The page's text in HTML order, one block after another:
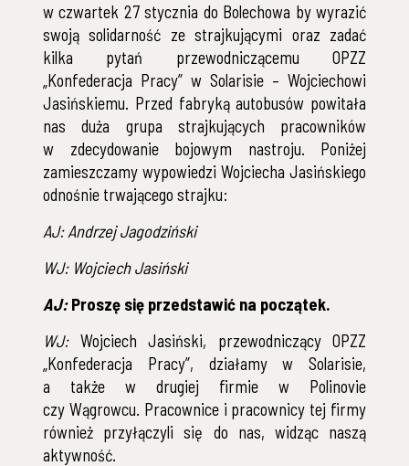
w czwartek 27 stycznia do Bolechowa by wyrazić
swoją solidarność ze strajkującymi oraz zadać
kilka pytań przewodniczącemu OPZZ
„Konfederacja Pracy” w Solarisie – Wojciechowi
Jasińskiemu. Przed fabryką autobusów powitała
nas duża grupa strajkujących pracowników
w zdecydowanie bojowym nastroju. Poniżej
zamieszczamy wypowiedzi Wojciecha Jasińskiego
odnośnie trwającego strajku:
AJ: Andrzej Jagodziński
WJ: Wojciech Jasiński
AJ:Proszę się przedstawić na początek.
WJ:Wojciech Jasiński, przewodniczący OPZZ
„Konfederacja Pracy”, działamy w Solarisie,
a także w drugiej firmie w Polinovie
czy Wągrowcu. Pracownice i pracownicy tej firmy
również przyłączyli się do nas, widząc naszą
aktywność.